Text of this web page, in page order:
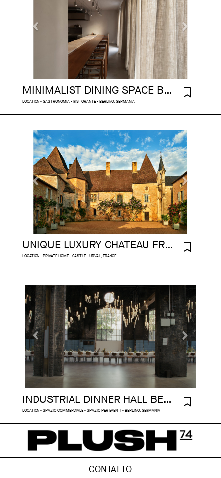
MINIMALIST DINING SPACE BERLIN
LOCATION - GASTRONOMIA - RISTORANTE - BERLINO, GERMANIA
UNIQUE LUXURY CHATEAU FRANCE
LOCATION - PRIVATE HOME - CASTLE - URVAL, FRANCE
INDUSTRIAL DINNER HALL BERLIN
LOCATION - SPAZIO COMMERCIALE - SPAZIO PER EVENTI - BERLINO, GERMANIA
CONTATTO